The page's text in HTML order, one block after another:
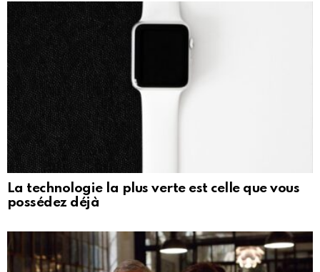
La technologie la plus verte est celle que vous
possédez déjà